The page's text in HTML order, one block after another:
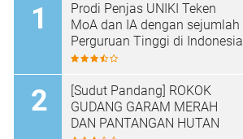
Prodi Penjas UNIKI Teken
MoA dan IA dengan sejumlah
Perguruan Tinggi di Indonesia
[Sudut Pandang] ROKOK
GUDANG GARAM MERAH
DAN PANTANGAN HUTAN